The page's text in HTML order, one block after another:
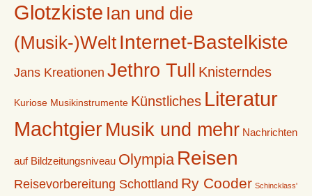
Glotzkiste Ian und die
(Musik-)Welt Internet-Bastelkiste
Jans Kreationen Jethro Tull Knisterndes
Kuriose Musikinstrumente Künstliches Literatur
MachtgierMusik und mehr Nachrichten
auf Bildzeitungsniveau Olympia Reisen
Reisevorbereitung Schottland Ry Cooder Schincklass'